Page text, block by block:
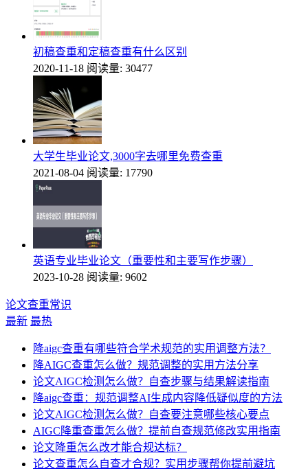
初稿查重和定稿查重有什么区别
2020-11-18 阅读量: 30477
大学生毕业论文,3000字去哪里免费查重
2021-08-04 阅读量: 17790
英语专业毕业论文（重要性和主要写作步骤）
2023-10-28 阅读量: 9602
论文查重常识
最新 最热
降aigc查重有哪些符合学术规范的实用调整方法？
降AIGC查重怎么做？规范调整的实用方法分享
论文AIGC检测怎么做？自查步骤与结果解读指南
降aigc查重：规范调整AI生成内容降低疑似度的方法
论文AIGC检测怎么做？自查要注意哪些核心要点
AIGC降重查重怎么做？提前自查规范修改实用指南
论文降重怎么改才能合规达标？
论文查重怎么自查才合规？实用步骤帮你提前避坑